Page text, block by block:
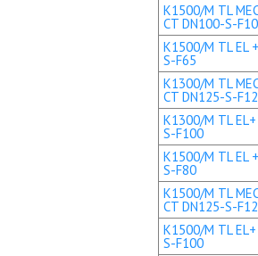
K1500/M TL
CT DN100-S-
K1500/M TL EL
S-F65
K1300/M TL
CT DN125-S-
K1300/M TL
S-F100
K1500/M TL EL
S-F80
K1500/M TL
CT DN125-S-
K1500/M TL
S-F100